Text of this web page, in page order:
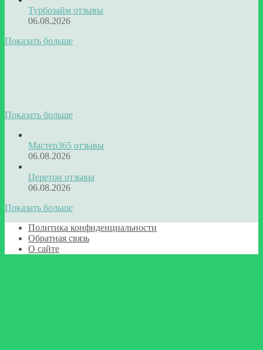
Турбозайм отзывы
06.08.2026
Показать больше
Показать больше
Мастер365 отзывы
06.08.2026
Церетон отзывы
06.08.2026
Показать больше
Политика конфиденциальности
Обратная связь
О сайте